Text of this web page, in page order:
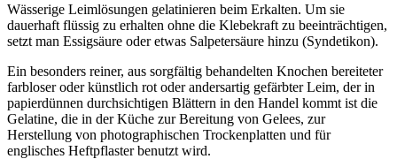
Wässerige Leimlösungen gelatinieren beim Erkalten. Um sie
dauerhaft flüssig zu erhalten ohne die Klebekraft zu beeinträchtigen,
setzt man Essigsäure oder etwas Salpetersäure hinzu (Syndetikon).
Ein besonders reiner, aus sorgfältig behandelten Knochen bereiteter
farbloser oder künstlich rot oder andersartig gefärbter Leim, der in
papierdünnen durchsichtigen Blättern in den Handel kommt ist die
Gelatine, die in der Küche zur Bereitung von Gelees, zur
Herstellung von photographischen Trockenplatten und für
englisches Heftpflaster benutzt wird.